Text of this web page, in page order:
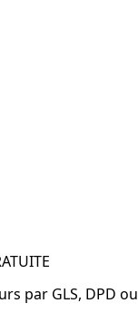
par GLS, DPD ou